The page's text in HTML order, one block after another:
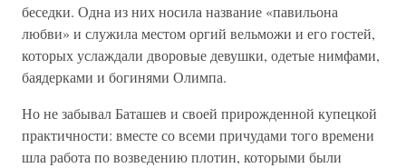
беседки. Одна из них носила название «павильона
любви» и служила местом оргий вельможи и его гостей,
которых услаждали дворовые девушки, одетые нимфами,
баядерками и богинями Олимпа.
Но не забывал Баташев и своей прирожденной купецкой
практичности: вместе со всеми причудами того времени
шла работа по возведению плотин, которыми были